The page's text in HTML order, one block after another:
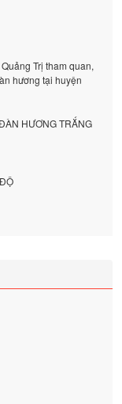
Trị tham quan,
hương tại huyện
HƯƠNG TRẮNG